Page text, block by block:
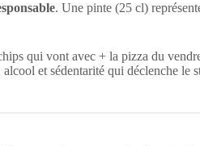
. Une pinte (25 cl)
qui vont avec + la pizza du
et sédentarité qui déclenche